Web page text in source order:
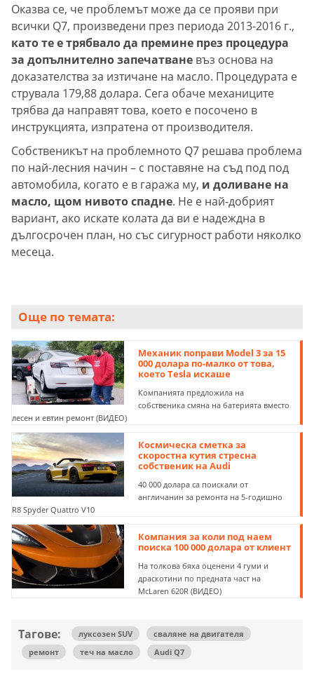
Оказва се, че проблемът може да се прояви при
всички Q7, произведени през периода 2013-2016 г.,
като те е трябвало да премине през процедура
за допълнително запечатване въз основа на
доказателства за изтичане на масло. Процедурата е
струвала 179,88 долара. Сега обаче механиците
трябва да направят това, което е посочено в
инструкцията, изпратена от производителя.
Собственикът на проблемното Q7 решава проблема
по най-лесния начин – с поставяне на съд под под
автомобила, когато е в гаража му, и доливане на
масло, щом нивото спадне. Не е най-добрият
вариант, ако искате колата да ви е надеждна в
дългосрочен план, но със сигурност работи няколко
месеца.
Още по темата:
Механик поправи Model 3 за 15
000 долара по-малко от това,
което Tesla искаше
Компанията предложила на
собственика смяна на батерията вместо
лесен и евтин ремонт (ВИДЕО)
Космическа сметка за
скоростна кутия стресна
собственик на Audi
40 000 долара са поискали от
англичанин за ремонта на 5-годишно
R8 Spyder Quattro V10
Компания за коли под наем
поиска 100 000 долара от клиент
На толкова бяха оценени 4 гуми и
драскотини по предната част на
McLaren 620R (ВИДЕО)
Тагове: луксозен SUV
сваляне на двигателя
ремонт
теч на масло Audi Q7